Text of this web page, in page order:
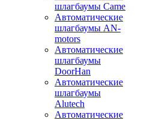
шлагбаумы Came
Автоматические
шлагбаумы AN-
motors
Автоматические
шлагбаумы
DoorHan
Автоматические
шлагбаумы
Alutech
Автоматические